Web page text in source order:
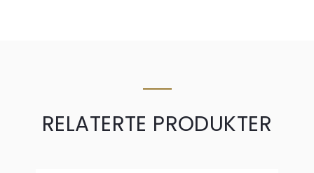
RELATERTE PRODUKTER